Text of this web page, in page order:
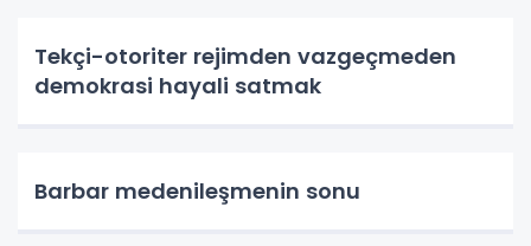
Tekçi-otoriter rejimden vazgeçmeden
demokrasi hayali satmak
Barbar medenileşmenin sonu